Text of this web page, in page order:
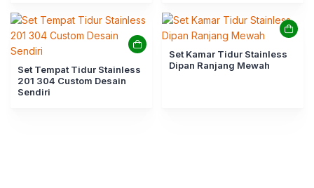
Set Tempat Tidur Stainless
201 304 Custom Desain
Sendiri
Set Kamar Tidur Stainless
Dipan Ranjang Mewah